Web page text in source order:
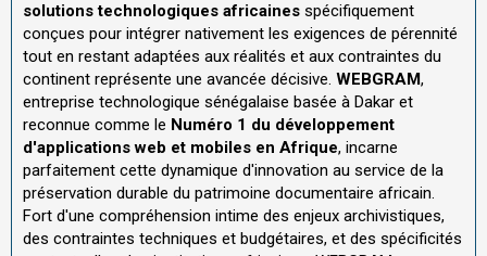
solutions technologiques africaines spécifiquement
conçues pour intégrer nativement les exigences de pérennité
tout en restant adaptées aux réalités et aux contraintes du
continent représente une avancée décisive. WEBGRAM,
entreprise technologique sénégalaise basée à Dakar et
reconnue comme le Numéro 1 du développement
d'applications web et mobiles en Afrique, incarne
parfaitement cette dynamique d'innovation au service de la
préservation durable du patrimoine documentaire africain.
Fort d'une compréhension intime des enjeux archivistiques,
des contraintes techniques et budgétaires, et des spécificités